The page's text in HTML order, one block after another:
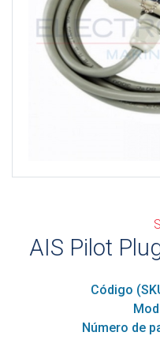
AIS Pilot
Código
Número de